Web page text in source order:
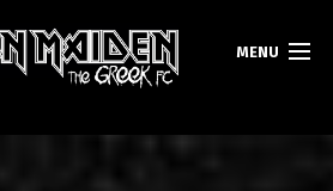
MENU